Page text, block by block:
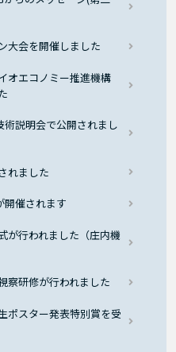
大会を開催しました
オエコノミー推進機構
説明会で公開されまし
れました
開催されます
が行われました（庄内機
察研修が行われました
ポスター発表特別賞を受